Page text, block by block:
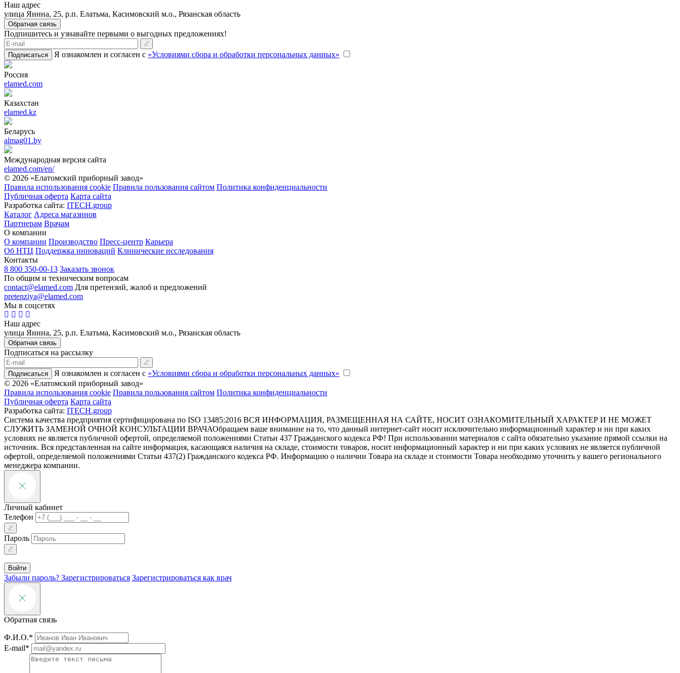
Наш адрес
улица Янина, 25, р.п. Елатьма, Касимовский м.о., Рязанская область
Обратная связь
Подпишитесь и узнавайте первыми о выгодных предложениях!
Подписаться Я ознакомлен и согласен с «Условиями сбора и обработки персональных данных»
Россия
elamed.com
Казахстан
elamed.kz
Беларусь
almag01.by
Международная версия сайта
elamed.com/en/
© 2026 «Елатомский приборный завод»
Правила использования cookie Правила пользования сайтом Политика конфиденциальности
Публичная оферта Карта сайта
Разработка сайта: ITECH.group
Каталог Адреса магазинов
Партнерам Врачам
О компании
О компании Производство Пресс-центр Карьера
Об НТЦ Поддержка инноваций Клинические исследования
Контакты
8 800 350-00-13 Заказать звонок
По общим и техническим вопросам
contact@elamed.com Для претензий, жалоб и предложений
pretenziya@elamed.com
Мы в соцсетях
Наш адрес
улица Янина, 25, р.п. Елатьма, Касимовский м.о., Рязанская область
Обратная связь
Подписаться на рассылку
Подписаться Я ознакомлен и согласен с «Условиями сбора и обработки персональных данных»
© 2026 «Елатомский приборный завод»
Правила использования cookie Правила пользования сайтом Политика конфиденциальности
Публичная оферта Карта сайта
Разработка сайта: ITECH.group
Система качества предприятия сертифицирована по ISO 13485:2016 ВСЯ ИНФОРМАЦИЯ, РАЗМЕЩЕННАЯ НА САЙТЕ, НОСИТ ОЗНАКОМИТЕЛЬНЫЙ ХАРАКТЕР И НЕ МОЖЕТ
СЛУЖИТЬ ЗАМЕНОЙ ОЧНОЙ КОНСУЛЬТАЦИИ ВРАЧАОбращаем ваше внимание на то, что данный интернет-сайт носит исключительно информационный характер и ни при каких
условиях не является публичной офертой, определяемой положениями Статьи 437 Гражданского кодекса РФ! При использовании материалов с сайта обязательно указание прямой ссылки на
источник. Вся представленная на сайте информация, касающаяся наличия на складе, стоимости товаров, носит информационный характер и ни при каких условиях не является публичной
офертой, определяемой положениями Статьи 437(2) Гражданского кодекса РФ. Информацию о наличии Товара на складе и стоимости Товара необходимо уточнить у вашего регионального
менеджера компании.
Личный кабинет
Телефон
Пароль
Войти
Забыли пароль? Зарегистрироваться Зарегистрироваться как врач
Обратная связь
Ф.И.О.*
E-mail*